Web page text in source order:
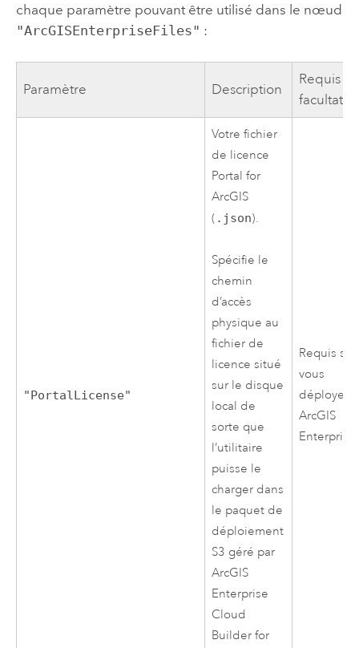
chaque paramètre pouvant être utilisé dans le nœud
"ArcGISEnterpriseFiles" :
Paramètre Description
Requis
facultatif
"PortalLicense"
Votre fichier
de licence
Portal for
ArcGIS
( .json).
Spécifie le
chemin
d’accès
physique au
fichier de
licence situé
sur le disque
local de
sorte que
l’utilitaire
puisse le
charger dans
le paquet de
déploiement
S3 géré par
ArcGIS
Enterprise
Cloud
Builder for
Requis si
vous
déployez
ArcGIS
Enterprise